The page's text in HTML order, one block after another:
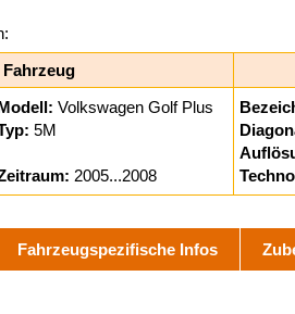
Fahrzeug
Volkswagen Golf Plus
5M
2005...2008
Fahrzeugspezifische Infos